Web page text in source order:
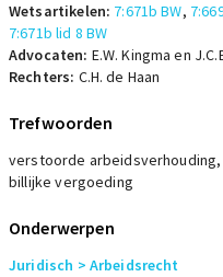
Wetsartikelen: 7:671b BW,
7:671b lid 8 BW
Advocaten: E.W. Kingma en
Rechters: C.H. de Haan
Trefwoorden
verstoorde
billijke vergoeding
Onderwerpen
Juridisch > Arbeidsrecht